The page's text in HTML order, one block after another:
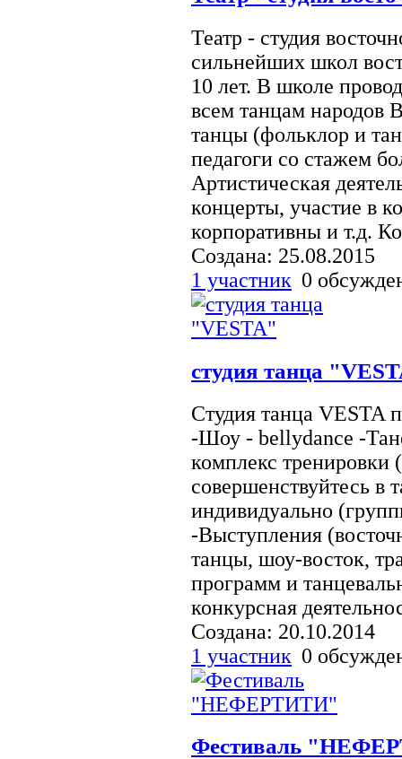
Театр - студия
сильнейших школ
10 лет. В школе
всем танцам народов
танцы (фольклор и
педагоги со стажем
Артистическая
концерты, участие в
корпоративны и т.д.
Создана: 25.08.2015
1 участник 0
студия танца
Студия танца VESTA
-Шоу - bellydance -
комплекс тренировки
совершенствуйтесь в
индивидуально
-Выступления
танцы, шоу-восток,
программ и
конкурсная
Создана: 20.10.2014
1 участник 0
Фестиваль